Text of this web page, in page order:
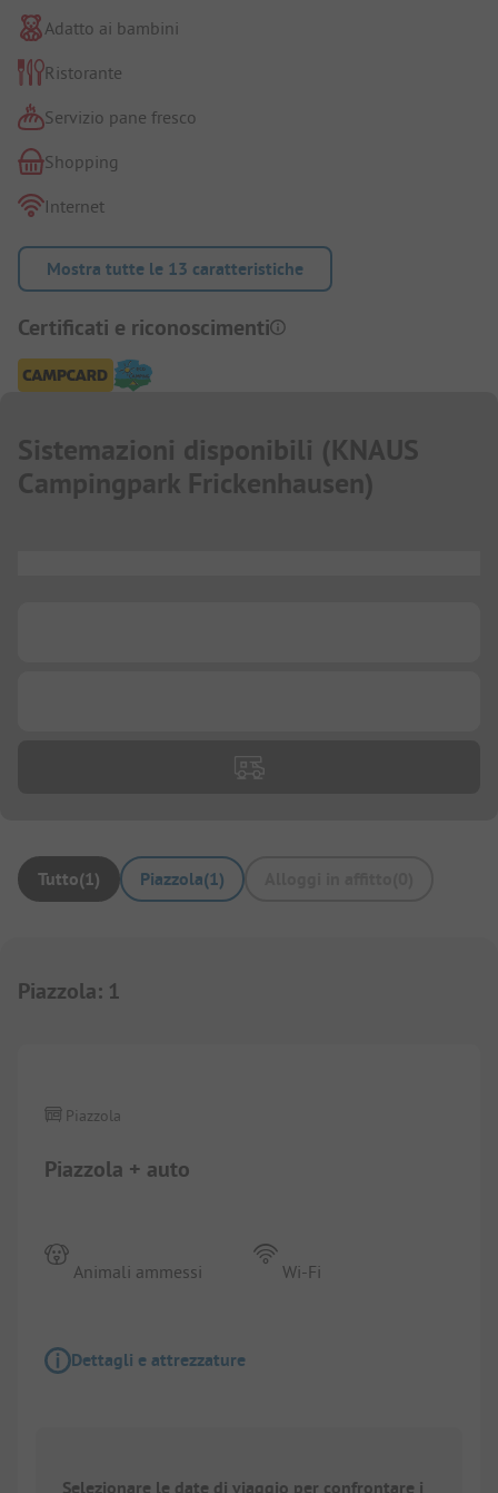
Adatto ai bambini
Ristorante
Servizio pane fresco
Shopping
Internet
Mostra tutte le 13 caratteristiche
Certificati e riconoscimenti
Sistemazioni disponibili (KNAUS
Campingpark Frickenhausen)
Tutto(1) Piazzola(1)
Piazzola: 1
Piazzola + auto
Piazzola
Animali ammessi Wi-Fi
Dettagli e attrezzature